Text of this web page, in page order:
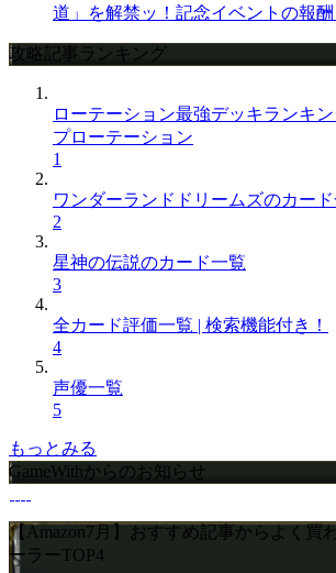
道」を解禁ッ！記念イベントの報酬
攻略記事ランキング
ローテーション最強デッキランキ
プローテーション
1
ワンダーランドドリームズのカー
2
星神の伝説のカード一覧
3
全カード評価一覧 | 検索機能付き！
4
声優一覧
5
もっとみる
GameWithからのお知らせ
【Amazon7月】おすすめ記事からよく買
ーラーTOP4